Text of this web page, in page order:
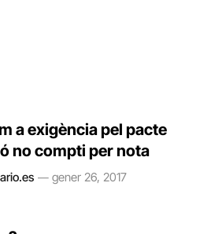
a exigència pel pacte
no compti per nota
gener 26, 2017